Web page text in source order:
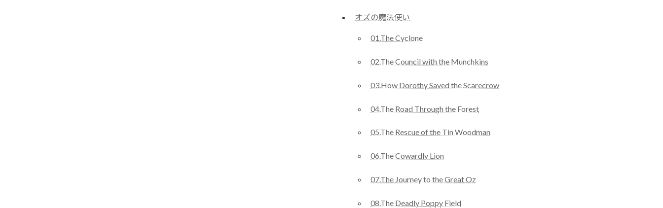
オズの魔法使い
01.The Cyclone
02.The Council with the Munchkins
03.How Dorothy Saved the Scarecrow
04.The Road Through the Forest
05.The Rescue of the Tin Woodman
06.The Cowardly Lion
07.The Journey to the Great Oz
08.The Deadly Poppy Field